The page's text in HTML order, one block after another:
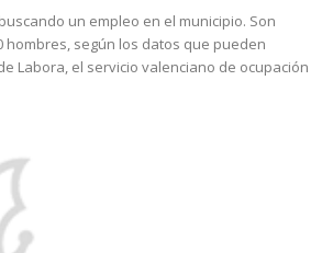
un empleo en el municipio. Son
hombres, según los datos que pueden
Labora, el servicio valenciano de ocupación